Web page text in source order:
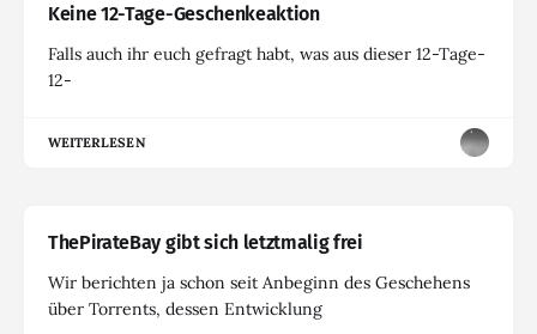
Keine 12-Tage-Geschenkeaktion
Falls auch ihr euch gefragt habt, was aus dieser 12-Tage-
12-
WEITERLESEN
ThePirateBay gibt sich letztmalig frei
Wir berichten ja schon seit Anbeginn des Geschehens
über Torrents, dessen Entwicklung